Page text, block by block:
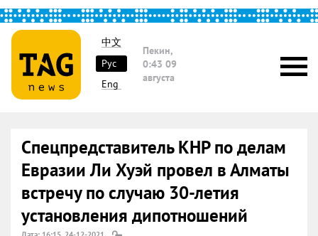
中文
Рус
Eng
Пекин,
0:43 09
августа
Спецпредставитель КНР по делам
Евразии Ли Хуэй провел в Алматы
встречу по случаю 30-летия
установления дипотношений